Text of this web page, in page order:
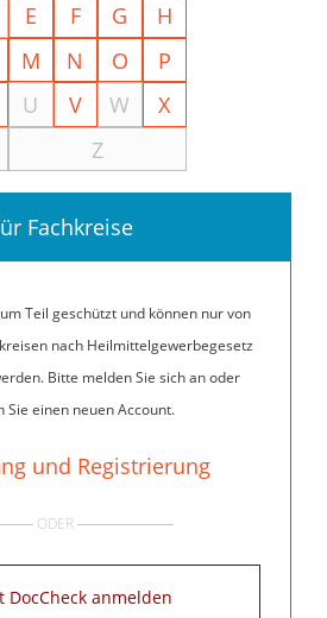
E F G
H
M N O
P
U V W
X
Z
Fachkreise
Teil geschützt und können nur von
nach Heilmittelgewerbegesetz
Bitte melden Sie sich an oder
Sie einen neuen Account.
und Registrierung
ODER
DocCheck anmelden